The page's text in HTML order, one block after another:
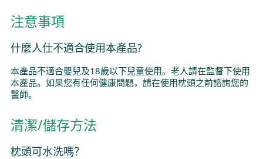
注意事項
什麼人仕不適合使用本產品?
本產品不適合嬰兒及18歲以下兒童使用。老人請在監督下使用
本產品。如果您有任何健康問題，請在使用枕頭之前諮詢您的
醫師。
清潔/儲存方法
枕頭可水洗嗎？